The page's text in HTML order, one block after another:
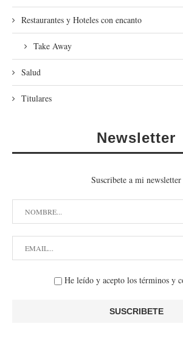
Restaurantes y Hoteles con encanto
Take Away
Salud
Titulares
Newsletter
Suscribete a mi newsletter
He leído y acepto los términos y